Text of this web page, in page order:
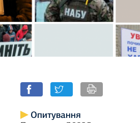
Опитування